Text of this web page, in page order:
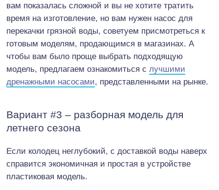
вам показалась сложной и вы не хотите тратить
время на изготовление, но вам нужен насос для
перекачки грязной воды, советуем присмотреться к
готовым моделям, продающимся в магазинах. А
чтобы вам было проще выбрать подходящую
модель, предлагаем ознакомиться с лучшими
дренажными насосами, представленными на рынке.
Вариант #3 – разборная модель для
летнего сезона
Если колодец неглубокий, с доставкой воды наверх
справится экономичная и простая в устройстве
пластиковая модель.